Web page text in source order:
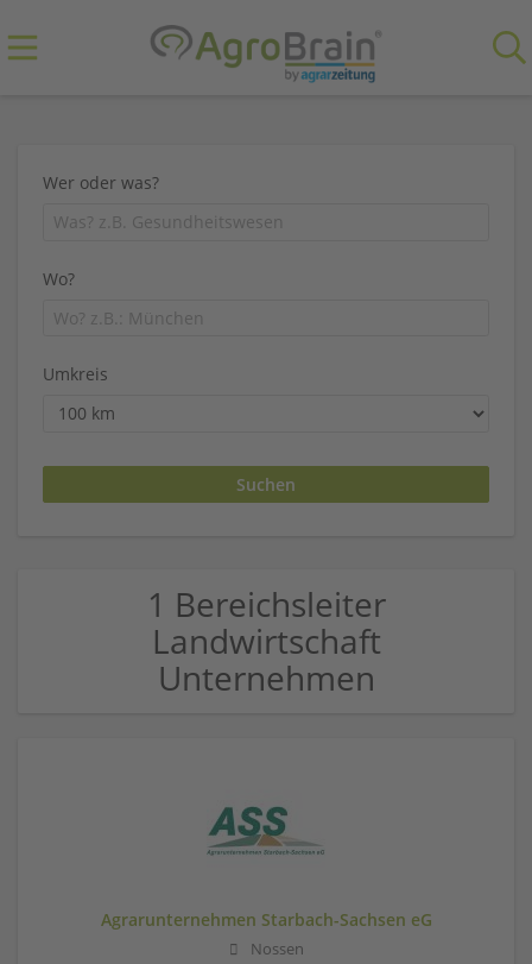
Wer oder was?
Wo?
Umkreis
1 Bereichsleiter
Landwirtschaft
Unternehmen
Agrarunternehmen Starbach-Sachsen eG
Nossen